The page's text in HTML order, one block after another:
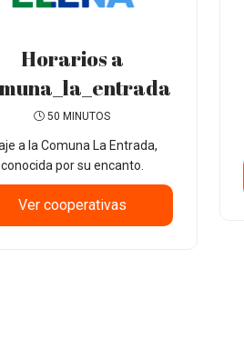
Horarios a
50 MINUTOS
a la Comuna La Entrada,
conocida por su encanto.
Ver cooperativas